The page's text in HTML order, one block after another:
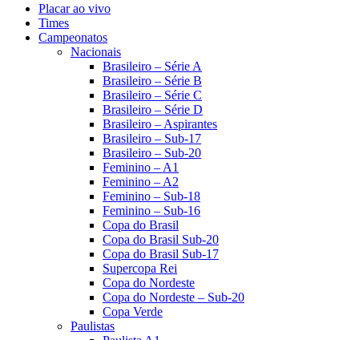
Placar ao vivo
Times
Campeonatos
Nacionais
Brasileiro – Série A
Brasileiro – Série B
Brasileiro – Série C
Brasileiro – Série D
Brasileiro – Aspirantes
Brasileiro – Sub-17
Brasileiro – Sub-20
Feminino – A1
Feminino – A2
Feminino – Sub-18
Feminino – Sub-16
Copa do Brasil
Copa do Brasil Sub-20
Copa do Brasil Sub-17
Supercopa Rei
Copa do Nordeste
Copa do Nordeste – Sub-20
Copa Verde
Paulistas